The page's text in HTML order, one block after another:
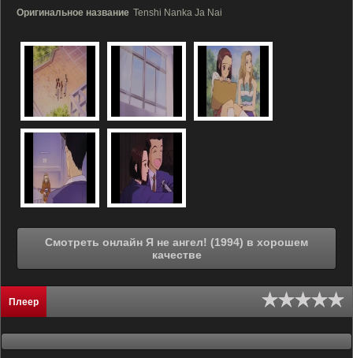
Оригинальное название Tenshi Nanka Ja Nai
Смотреть онлайн Я не ангел! (1994) в хорошем
качестве
Плеер